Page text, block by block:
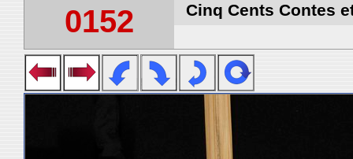
0152 Cinq Cents Contes